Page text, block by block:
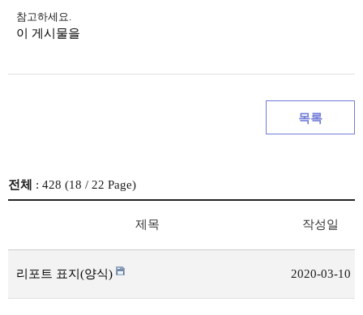
참고하세요.
이 게시물을
목록
전체 : 428 (18 / 22 Page)
제목 작성일
리포트 표지(양식) 2020-03-10